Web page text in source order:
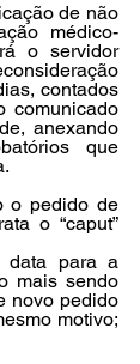
de não
médico-
o servidor
contados
comunicado
anexando
que
o pedido de
o “caput”
data para a
mais sendo
novo pedido
motivo;